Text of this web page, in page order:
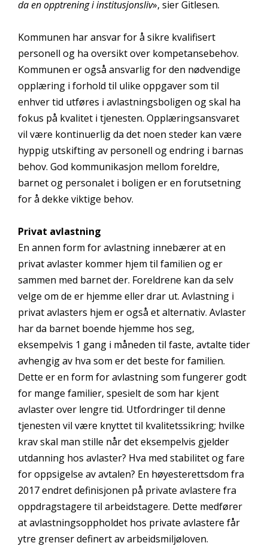
da en opptrening i institusjonsliv», sier Gitlesen.
Kommunen har ansvar for å sikre kvalifisert
personell og ha oversikt over kompetansebehov.
Kommunen er også ansvarlig for den nødvendige
opplæring i forhold til ulike oppgaver som til
enhver tid utføres i avlastningsboligen og skal ha
fokus på kvalitet i tjenesten. Opplæringsansvaret
vil være kontinuerlig da det noen steder kan være
hyppig utskifting av personell og endring i barnas
behov. God kommunikasjon mellom foreldre,
barnet og personalet i boligen er en forutsetning
for å dekke viktige behov.
Privat avlastning
En annen form for avlastning innebærer at en
privat avlaster kommer hjem til familien og er
sammen med barnet der. Foreldrene kan da selv
velge om de er hjemme eller drar ut. Avlastning i
privat avlasters hjem er også et alternativ. Avlaster
har da barnet boende hjemme hos seg,
eksempelvis 1 gang i måneden til faste, avtalte tider
avhengig av hva som er det beste for familien.
Dette er en form for avlastning som fungerer godt
for mange familier, spesielt de som har kjent
avlaster over lengre tid. Utfordringer til denne
tjenesten vil være knyttet til kvalitetssikring; hvilke
krav skal man stille når det eksempelvis gjelder
utdanning hos avlaster? Hva med stabilitet og fare
for oppsigelse av avtalen? En høyesterettsdom fra
2017 endret definisjonen på private avlastere fra
oppdragstagere til arbeidstagere. Dette medfører
at avlastningsoppholdet hos private avlastere får
ytre grenser definert av arbeidsmiljøloven.